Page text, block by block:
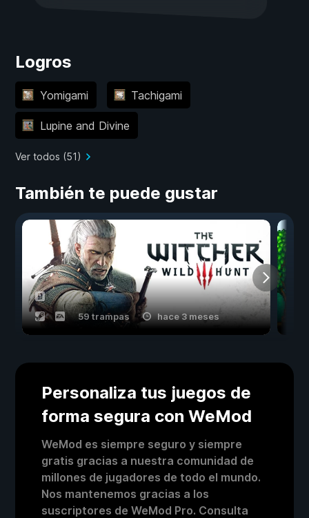
Logros
Yomigami Tachigami
Lupine and Divine
Ver todos (51)
También te puede gustar
59 trampas hace 3 meses
Personaliza tus juegos de
forma segura con WeMod
WeMod es siempre seguro y siempre
gratis gracias a nuestra comunidad de
millones de jugadores de todo el mundo.
Nos mantenemos gracias a los
suscriptores de WeMod Pro. Consulta